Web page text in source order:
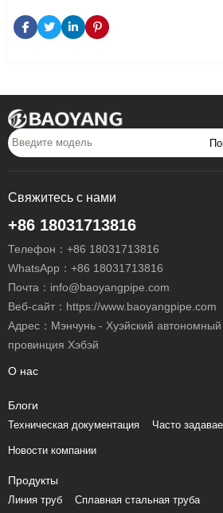
Свяжитесь с нами
+86 18031713816
Телефон： +86 18031713816
WhatsApp： +86 18031713816
Почта： info@baoyangpipe.com
Веб-сайт：https://www.baoyangpipe.com
Адрес：Мэнчунь - Хуэйский
провинция Хэбэй
О нас
Блоги
Техническая документация Часто
Новости компании
Продукты
Линия труб Сплавная стальная труба